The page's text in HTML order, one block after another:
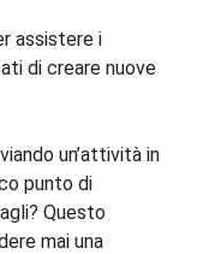
assistere i
di creare nuove
un’attività in
punto di
Questo
mai una